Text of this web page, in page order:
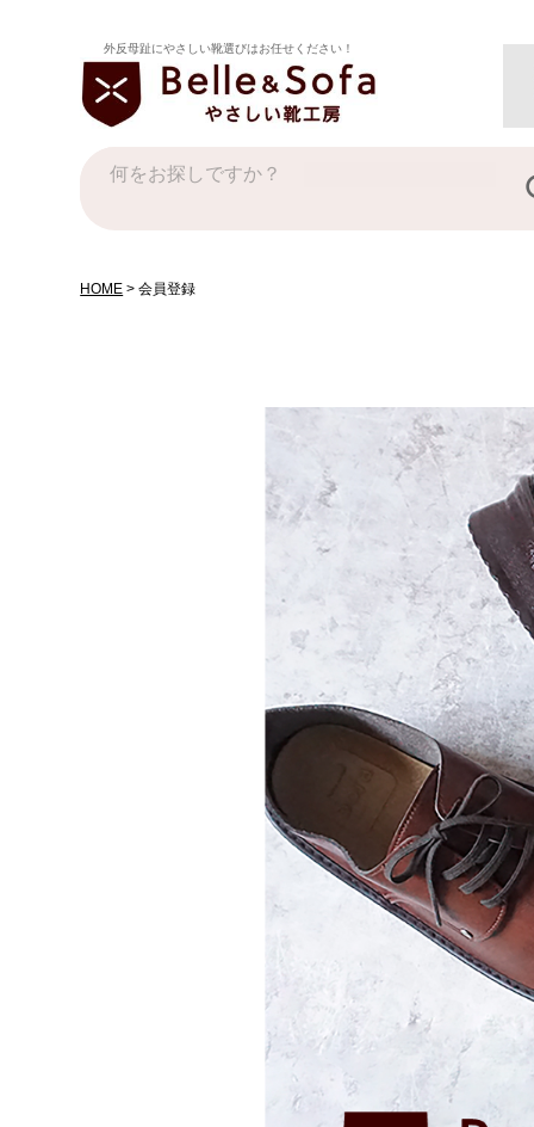
外反母趾にやさしい靴選びはお任せください！
HOME 会員登録